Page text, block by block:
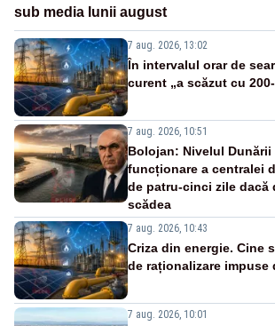
sub media lunii august
7 aug. 2026, 13:02
În intervalul orar de
curent „a scăzut cu
7 aug. 2026, 10:51
Bolojan: Nivelul Dunării
funcționare a centralei
de patru-cinci zile dacă
scădea
7 aug. 2026, 10:43
Criza din energie. Cine
de raționalizare impuse
7 aug. 2026, 10:01